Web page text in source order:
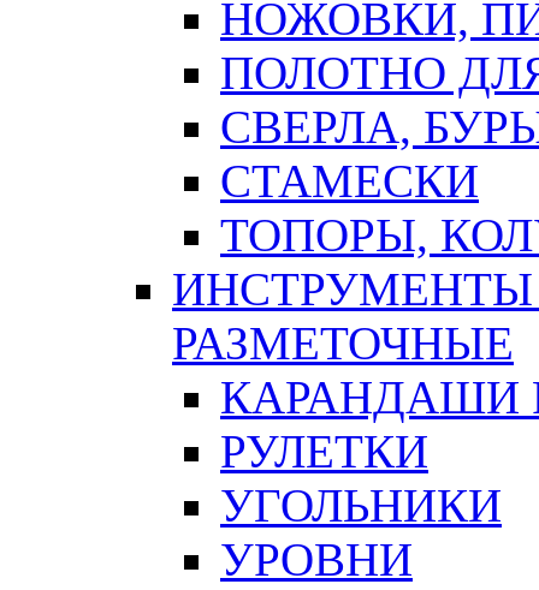
НОЖОВКИ,
ПОЛОТНО
СВЕРЛА,
СТАМЕСКИ
ТОПОРЫ,
ИНСТРУМЕНТЫ
РАЗМЕТОЧНЫЕ
КАРАНДАШИ
РУЛЕТКИ
УГОЛЬНИКИ
УРОВНИ